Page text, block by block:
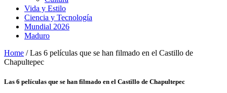
Vida y Estilo
Ciencia y Tecnología
Mundial 2026
Maduro
Home / Las 6 películas que se han filmado en el Castillo de
Chapultepec
Las 6 películas que se han filmado en el Castillo de Chapultepec